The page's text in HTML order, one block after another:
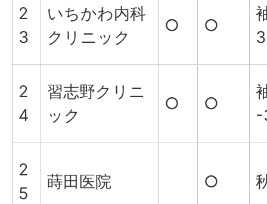
2
3
いちかわ内科
クリニック
○ ○
2
4
習志野クリニ
ック
○ ○
-
2
5
蒔田医院 ○